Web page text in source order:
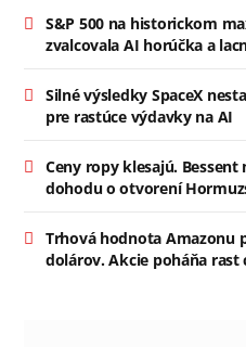
S&P 500 na historickom
zvalcovala AI horúčka a
Silné výsledky SpaceX
pre rastúce výdavky na AI
Ceny ropy klesajú. Bessent
dohodu o otvorení
Trhová hodnota Amazonu
dolárov. Akcie poháňa rast